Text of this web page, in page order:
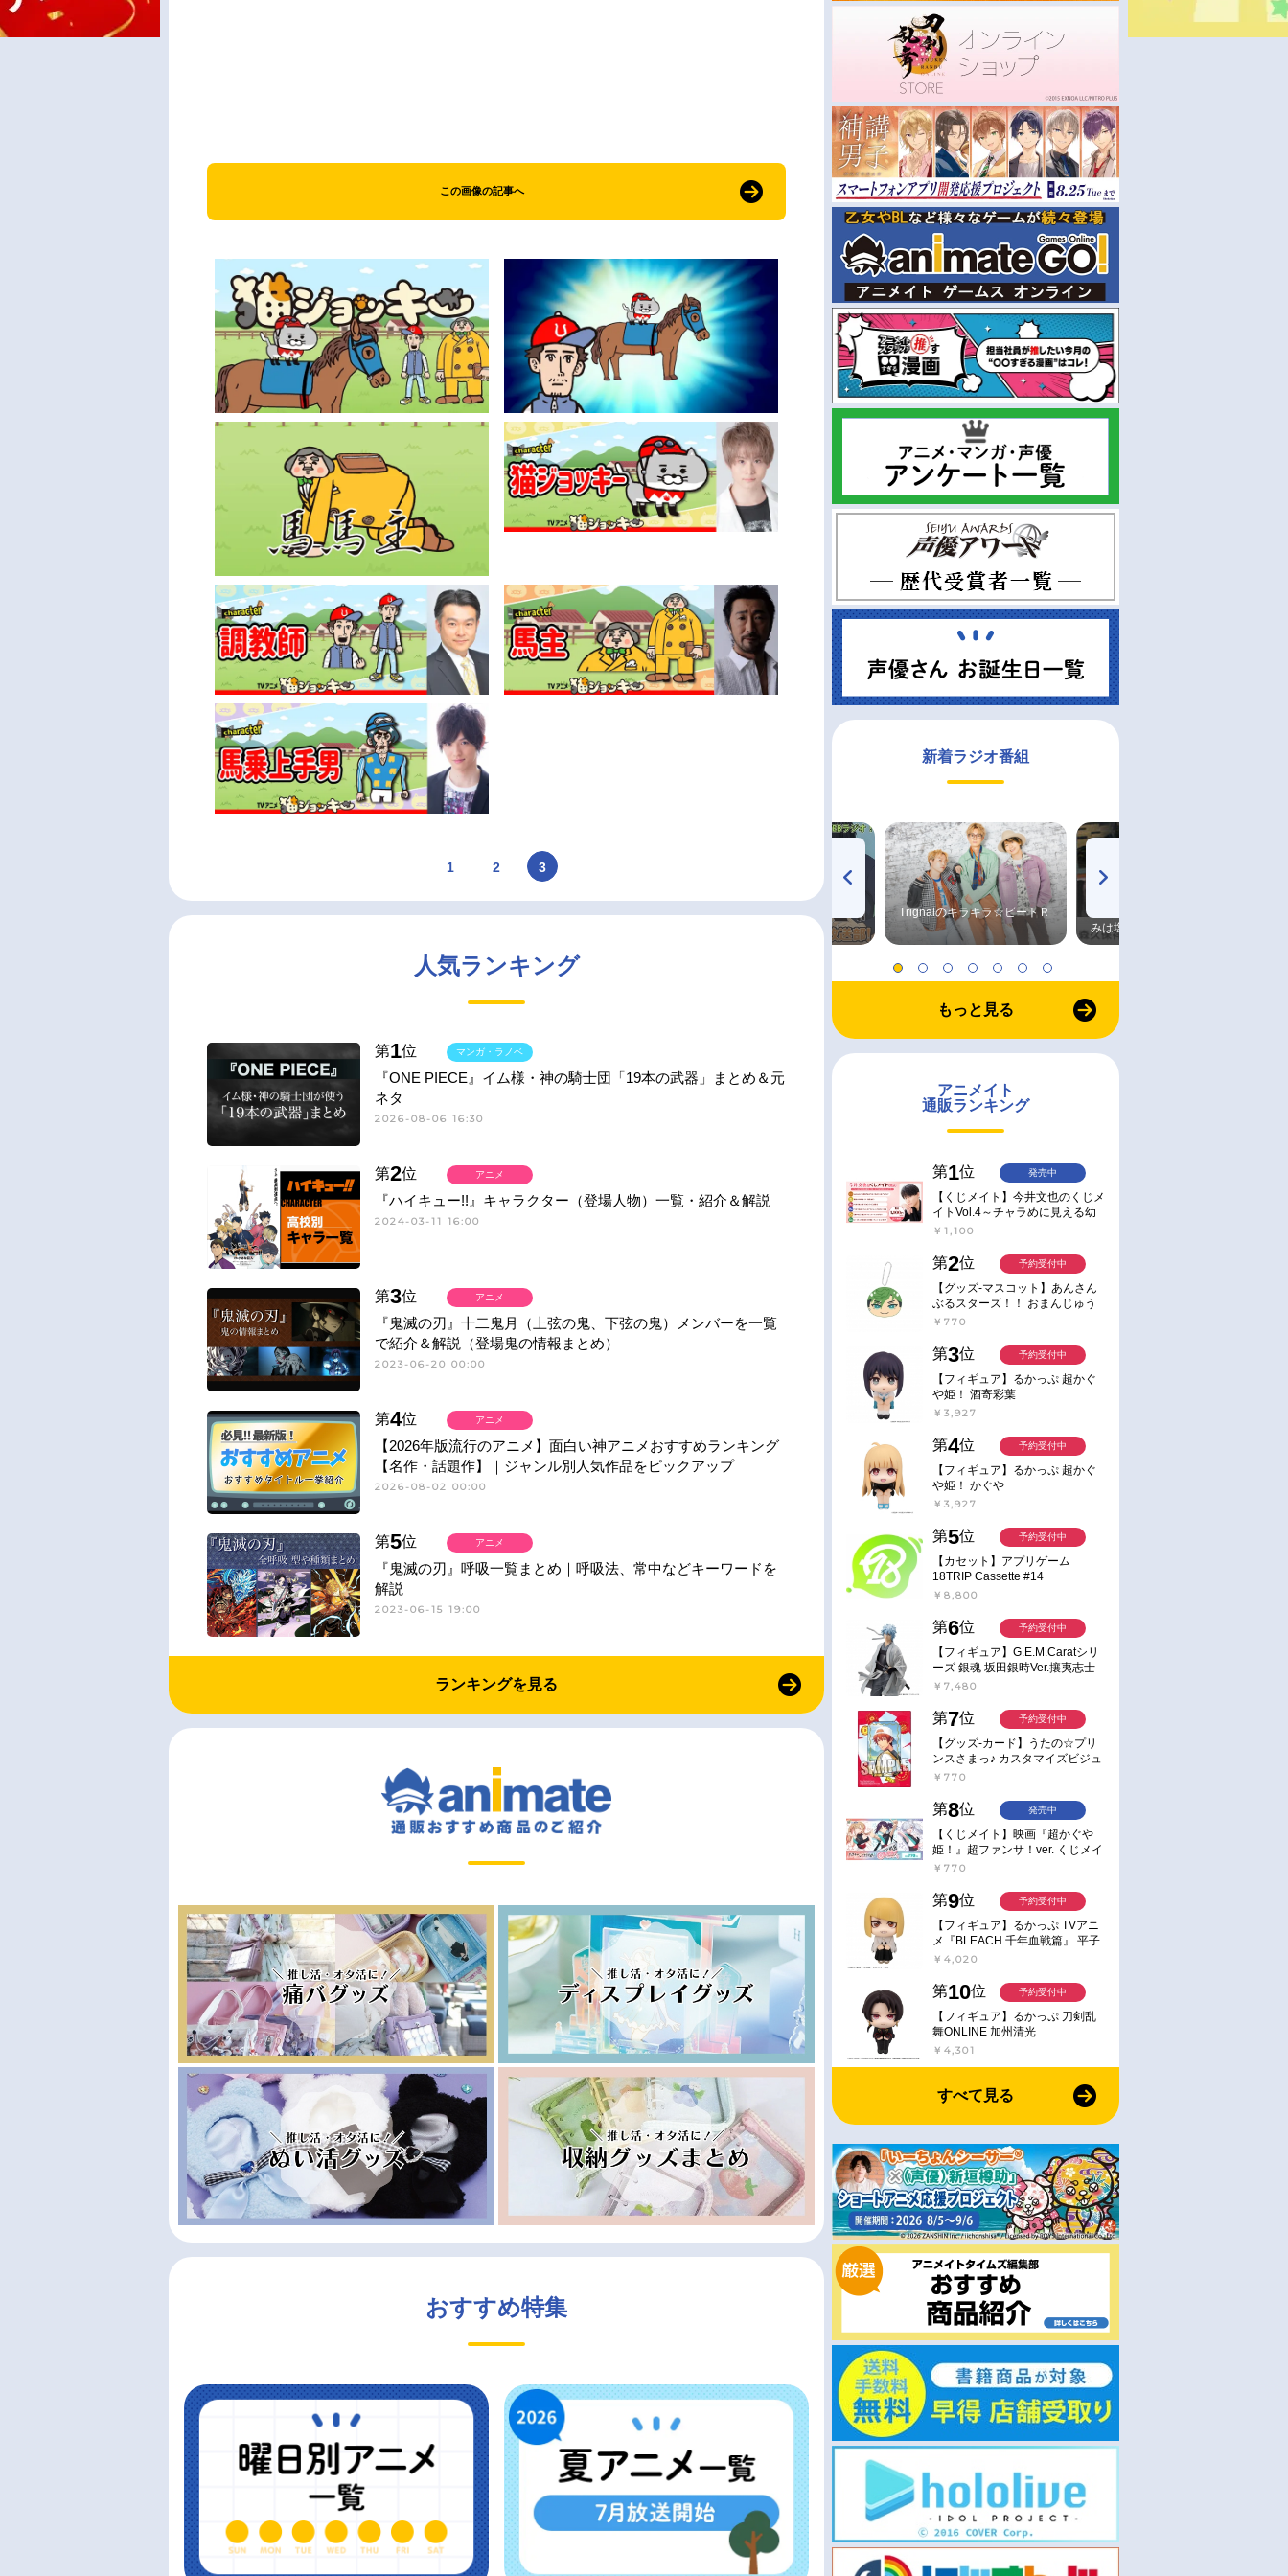
この画像の記事へ
1 2 3
人気ランキング
第1位
『ONE PIECE』イム様・神の騎士団「19本の武器」まとめ＆元
ネタ
2026-08-06 16:30
マンガ・ラノベ
第2位
『ハイキュー!!』キャラクター（登場人物）一覧・紹介＆解説
2024-03-11 16:00
アニメ
第3位
『鬼滅の刃』十二鬼月（上弦の鬼、下弦の鬼）メンバーを一覧
で紹介＆解説（登場鬼の情報まとめ）
2023-06-20 00:00
アニメ
第4位
【2026年版流行のアニメ】面白い神アニメおすすめランキング
【名作・話題作】｜ジャンル別人気作品をピックアップ
2026-08-02 00:00
アニメ
第5位
『鬼滅の刃』呼吸一覧まとめ｜呼吸法、常中などキーワードを
解説
2023-06-15 19:00
アニメ
ランキングを見る
おすすめ特集
新着ラジオ番組
TVアニメ『戦隊大失格』
ハイキュー!! 烏野高校放送部! Trignalのキラキラ☆ビートＲ
みは塩だけ
もっと見る
アニメイト
通販ランキング
第1位
【くじメイト】今井文也のくじメ
イトVol.4～チャラめに見える幼
馴染、実は一途で独占欲が強いん
￥1,100
発売中
第2位
【グッズ-マスコット】あんさん
ぶるスターズ！！ おまんじゅう
にぎにぎマスコット ねくすと2
￥770
予約受付中
第3位
【フィギュア】るかっぷ 超かぐ
や姫！ 酒寄彩葉
￥3,927
予約受付中
第4位
【フィギュア】るかっぷ 超かぐ
や姫！ かぐや
￥3,927
予約受付中
第5位
【カセット】アプリゲーム
18TRIP Cassette #14
￥8,800
予約受付中
第6位
【フィギュア】G.E.M.Caratシリ
ーズ 銀魂 坂田銀時Ver.攘夷志士
完成品フィギュア
￥7,480
予約受付中
第7位
【グッズ-カード】うたの☆プリ
ンスさまっ♪ カスタマイズビジュ
アルカードコレクション Best
￥770
予約受付中
第8位
【くじメイト】映画『超かぐや
姫！』超ファンサ！ver. くじメイ
ト
￥770
発売中
第9位
【フィギュア】るかっぷ TVアニ
メ『BLEACH 千年血戦篇』 平子
真子
￥4,020
予約受付中
第10位
【フィギュア】るかっぷ 刀剣乱
舞ONLINE 加州清光
￥4,301
予約受付中
すべて見る